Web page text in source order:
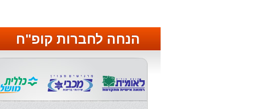
הנחה לחברות קופ"ח